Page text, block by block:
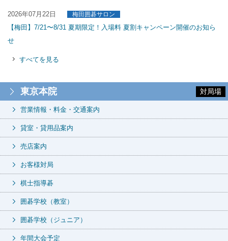
2026年07月22日 梅田囲碁サロン
【梅田】7/21〜8/31 夏期限定！入場料 夏割キャンペーン開催のお知ら
せ
すべてを見る
東京本院 対局場
営業情報・料金・交通案内
貸室・貸用品案内
売店案内
お客様対局
棋士指導碁
囲碁学校（教室）
囲碁学校（ジュニア）
年間大会予定